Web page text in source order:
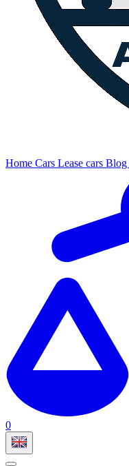
Home Cars Lease cars Blog
0